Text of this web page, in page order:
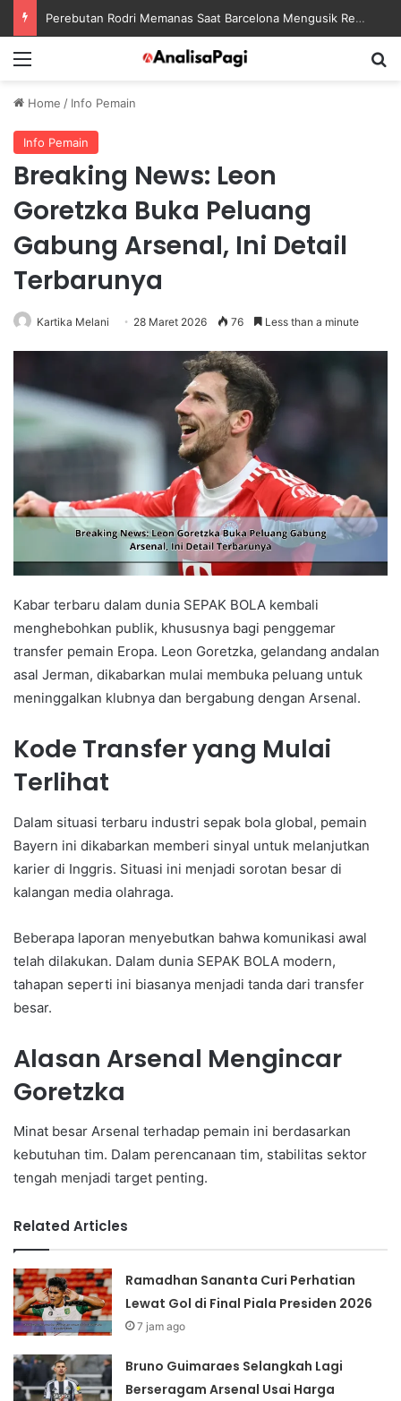
Perebutan Rodri Memanas Saat Barcelona Mengusik Rencana Real Madrid
Home / Info Pemain
Info Pemain
Breaking News: Leon
Goretzka Buka Peluang
Gabung Arsenal, Ini Detail
Terbarunya
Kartika Melani 28 Maret 2026 76 Less than a minute
Kabar terbaru dalam dunia SEPAK BOLA kembali
menghebohkan publik, khususnya bagi penggemar
transfer pemain Eropa. Leon Goretzka, gelandang andalan
asal Jerman, dikabarkan mulai membuka peluang untuk
meninggalkan klubnya dan bergabung dengan Arsenal.
Kode Transfer yang Mulai
Terlihat
Dalam situasi terbaru industri sepak bola global, pemain
Bayern ini dikabarkan memberi sinyal untuk melanjutkan
karier di Inggris. Situasi ini menjadi sorotan besar di
kalangan media olahraga.
Beberapa laporan menyebutkan bahwa komunikasi awal
telah dilakukan. Dalam dunia SEPAK BOLA modern,
tahapan seperti ini biasanya menjadi tanda dari transfer
besar.
Alasan Arsenal Mengincar
Goretzka
Minat besar Arsenal terhadap pemain ini berdasarkan
kebutuhan tim. Dalam perencanaan tim, stabilitas sektor
tengah menjadi target penting.
Related Articles
Ramadhan Sananta Curi Perhatian
Lewat Gol di Final Piala Presiden 2026
7 jam ago
Bruno Guimaraes Selangkah Lagi
Berseragam Arsenal Usai Harga